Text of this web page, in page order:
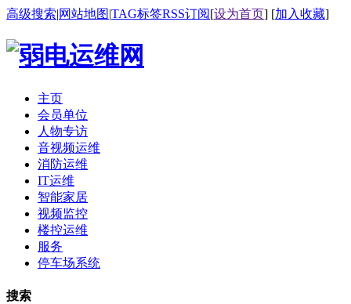
高级搜索|网站地图|TAG标签RSS订阅[设为首页] [加入收藏]
主页
会员单位
人物专访
音视频运维
消防运维
IT运维
智能家居
视频监控
楼控运维
服务
停车场系统
搜索